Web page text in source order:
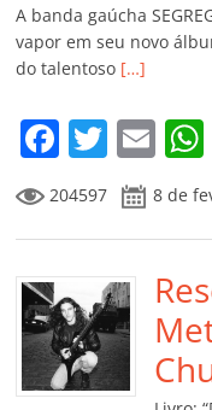
A banda gaúcha
vapor em seu novo
do talentoso […]
F
a
c
e
b
o
o
T
w
itt
er
E
m
ai
l
204597 8 de